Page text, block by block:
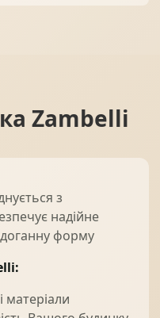
Zambelli
з
надійне
форму
матеріали